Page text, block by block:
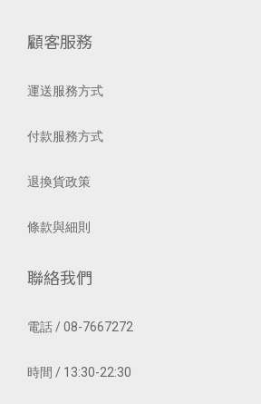
顧客服務
運送服務方式
付款服務方式
退換貨政策
條款與細則
聯絡我們
電話 / 08-7667272
時間 / 13:30-22:30